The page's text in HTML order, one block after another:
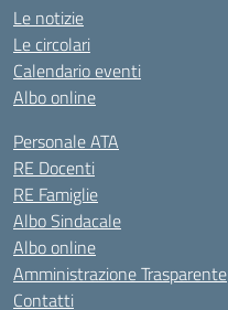
Le notizie
Le circolari
Calendario eventi
Albo online
Personale ATA
RE Docenti
RE Famiglie
Albo Sindacale
Albo online
Amministrazione Trasparente
Contatti